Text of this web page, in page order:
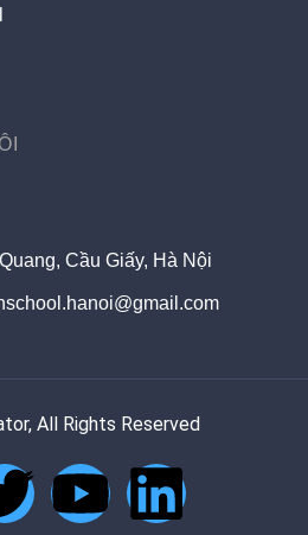
Cầu Giấy, Hà Nội
All Rights Reserved